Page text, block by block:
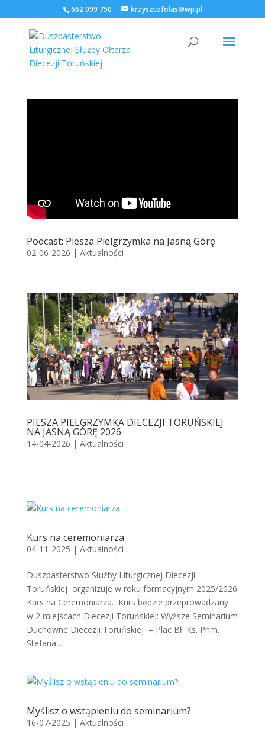
662 099 750 krzysztofolas@wp.pl
Podcast: Piesza Pielgrzymka na Jasną Górę
02-06-2026 | Aktualności
PIESZA PIELGRZYMKA DIECEZJI TORUŃSKIEJ
NA JASNĄ GÓRĘ 2026
14-04-2026 | Aktualności
Kurs na ceremoniarza
04-11-2025 | Aktualności
Duszpasterstwo Służby Liturgicznej Diecezji
Toruńskiej organizuje w roku formacyjnym 2025/2026
Kurs na Ceremoniarza. Kurs będzie przeprowadzany
w 2 miejscach Diecezji Toruńskiej: Wyższe Seminarium
Duchowne Diecezji Toruńskiej – Plac Bł. Ks. Phm.
Stefana...
Myślisz o wstąpieniu do seminarium?
16-07-2025 | Aktualności